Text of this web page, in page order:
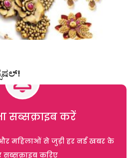
सब्सक्राइब करें
महिलाओं से जुड़ी हर नई खबर के
सब्सक्राइब करिए